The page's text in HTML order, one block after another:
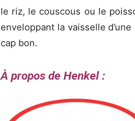
le riz, le couscous ou le
enveloppant la vaisselle
cap bon.
À propos de Henkel :